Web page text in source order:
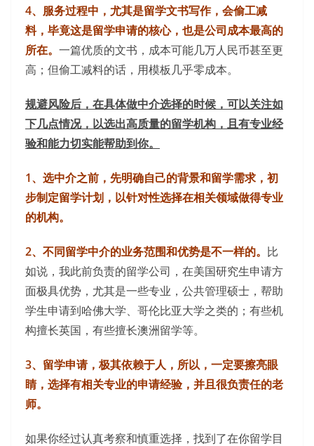
4、服务过程中，尤其是留学文书写作，会偷工减
料，毕竟这是留学申请的核心，也是公司成本最高的
所在。 一篇优质的文书，成本可能几万人民币甚至更
高；但偷工减料的话，用模板几乎零成本。
规避风险后，在具体做中介选择的时候，可以关注如
下几点情况，以选出高质量的留学机构，且有专业经
验和能力切实能帮助到你。
1、选中介之前，先明确自己的背景和留学需求，初
步制定留学计划，以针对性选择在相关领域做得专业
的机构。
2、不同留学中介的业务范围和优势是不一样的。 比
如说，我此前负责的留学公司，在美国研究生申请方
面极具优势，尤其是一些专业，公共管理硕士，帮助
学生申请到哈佛大学、哥伦比亚大学之类的；有些机
构擅长英国，有些擅长澳洲留学等。
3、留学申请，极其依赖于人，所以，一定要擦亮眼
睛，选择有相关专业的申请经验，并且很负责任的老
师。
如果你经过认真考察和慎重选择，找到了在你留学目